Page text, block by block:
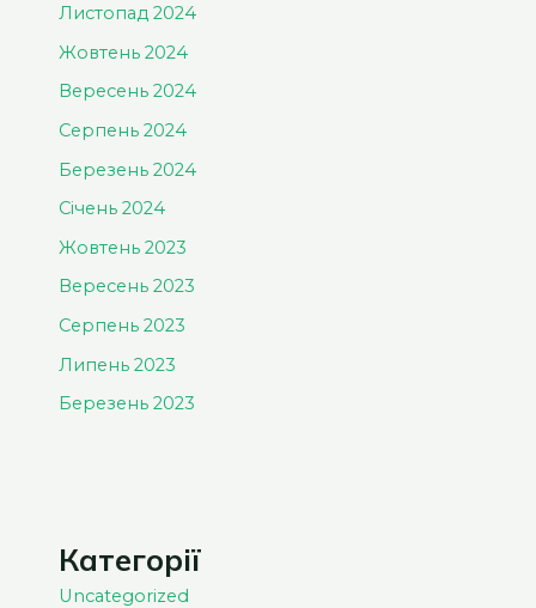
Листопад 2024
Жовтень 2024
Вересень 2024
Серпень 2024
Березень 2024
Січень 2024
Жовтень 2023
Вересень 2023
Серпень 2023
Липень 2023
Березень 2023
Категорії
Uncategorized